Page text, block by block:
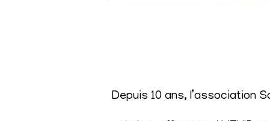
Depuis 10 ans, l’association